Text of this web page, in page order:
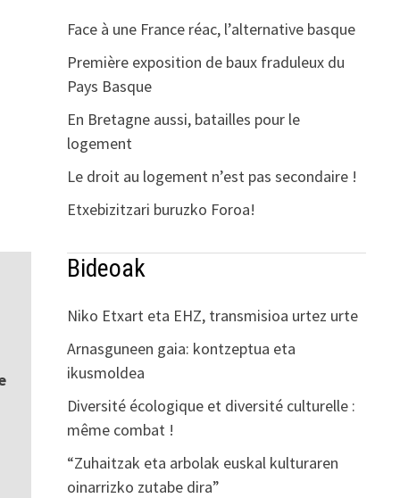
Face à une France réac, l’alternative basque
Première exposition de baux fraduleux du
Pays Basque
En Bretagne aussi, batailles pour le
logement
Le droit au logement n’est pas secondaire !
Etxebizitzari buruzko Foroa!
Bideoak
Niko Etxart eta EHZ, transmisioa urtez urte
Arnasguneen gaia: kontzeptua eta
ikusmoldea
Diversité écologique et diversité culturelle :
même combat !
“Zuhaitzak eta arbolak euskal kulturaren
oinarrizko zutabe dira”